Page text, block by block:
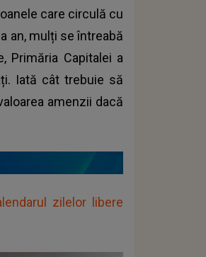
care circulă cu
an, mulți se întreabă
Primăria Capitalei a
Iată cât trebuie să
amenzii dacă
zilelor libere